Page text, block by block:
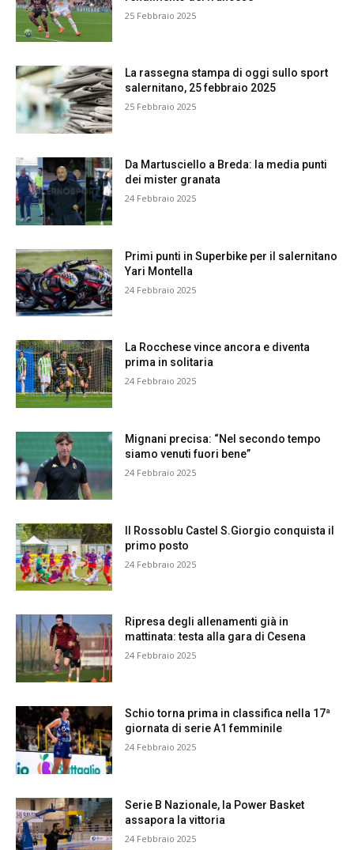
25 Febbraio 2025
La rassegna stampa di oggi sullo sport
salernitano, 25 febbraio 2025
25 Febbraio 2025
Da Martusciello a Breda: la media punti
dei mister granata
24 Febbraio 2025
Primi punti in Superbike per il salernitano
Yari Montella
24 Febbraio 2025
La Rocchese vince ancora e diventa
prima in solitaria
24 Febbraio 2025
Mignani precisa: “Nel secondo tempo
siamo venuti fuori bene”
24 Febbraio 2025
Il Rossoblu Castel S.Giorgio conquista il
primo posto
24 Febbraio 2025
Ripresa degli allenamenti già in
mattinata: testa alla gara di Cesena
24 Febbraio 2025
Schio torna prima in classifica nella 17ª
giornata di serie A1 femminile
24 Febbraio 2025
Serie B Nazionale, la Power Basket
assapora la vittoria
24 Febbraio 2025